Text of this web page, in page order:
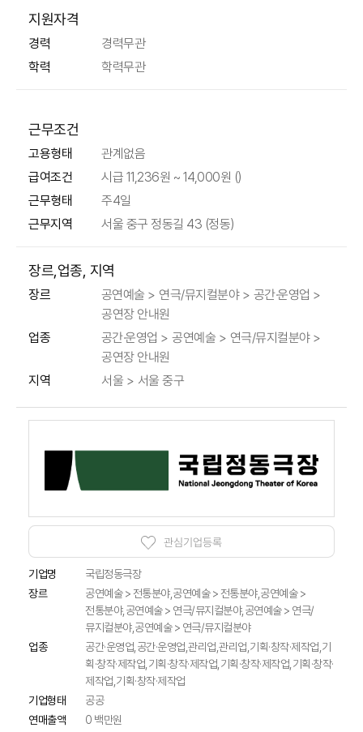
지원자격
경력
경력무관
학력
학력무관
근무조건
고용형태
관계없음
급여조건
시급 11,236원 ~ 14,000원 ()
근무형태
주4일
근무지역
서울 중구 정동길 43 (정동)
장르,업종, 지역
장르 공연예술 > 연극/뮤지컬분야 > 공간·운영업 >
공연장 안내원
업종 공간·운영업 > 공연예술 > 연극/뮤지컬분야 >
공연장 안내원
지역 서울 > 서울 중구
관심기업등록
기업명 국립정동극장
장르
공연예술 > 전통분야,공연예술 > 전통분야,공연예술 >
전통분야,공연예술 > 연극/뮤지컬분야,공연예술 > 연극/
뮤지컬분야,공연예술 > 연극/뮤지컬분야
업종
공간·운영업,공간·운영업,관리업,관리업,기획·창작·제작업,기
획·창작·제작업,기획·창작·제작업,기획·창작·제작업,기획·창작·
제작업,기획·창작·제작업
기업형태
공공
연매출액
0 백만원